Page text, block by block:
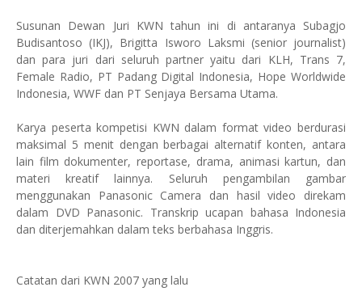
Susunan Dewan Juri KWN tahun ini di antaranya Subagjo
Budisantoso (IKJ), Brigitta Isworo Laksmi (senior journalist)
dan para juri dari seluruh partner yaitu dari KLH, Trans 7,
Female Radio, PT Padang Digital Indonesia, Hope Worldwide
Indonesia, WWF dan PT Senjaya Bersama Utama.
Karya peserta kompetisi KWN dalam format video berdurasi
maksimal 5 menit dengan berbagai alternatif konten, antara
lain film dokumenter, reportase, drama, animasi kartun, dan
materi kreatif lainnya. Seluruh pengambilan gambar
menggunakan Panasonic Camera dan hasil video direkam
dalam DVD Panasonic. Transkrip ucapan bahasa Indonesia
dan diterjemahkan dalam teks berbahasa Inggris.
Catatan dari KWN 2007 yang lalu